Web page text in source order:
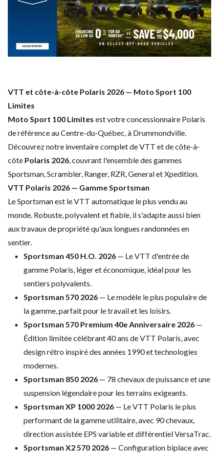
VTT et côte-à-côte Polaris 2026 — Moto Sport 100
Limites
Moto Sport 100 Limites estvotreconcessionnaire Polaris
de référenceauCentre-du-Québec, à Drummondville.
Découvreznotre inventaire completde VTT et decôte-à-
côte Polaris 2026,couvrant l'ensemble des gammes
Sportsman, Scrambler, Ranger, RZR,General etXpedition.
VTT Polaris 2026 — Gamme Sportsman
Le Sportsmanest le VTT automatique le plus venduau
monde. Robuste, polyvalent etfiable, il s'adapte aussi bien
auxtravaux de propriété qu'aux longues randonnées en
sentier.
Sportsman 450 H.O. 2026 — Le VTT d'entrée de
gamme Polaris, léger etéconomique, idéal pour les
sentiers polyvalents.
Sportsman 570 2026 — Le modèle le plus populaire de
lagamme, parfait pour le travail et les loisirs.
Sportsman 570 Premium 40e Anniversaire 2026 —
Édition limitée célébrant 40ans de VTT Polaris, avec
design rétro inspiré des années 1990 et technologies
modernes.
Sportsman 850 2026 — 78 chevaux de puissance et une
suspension légendaire pour les terrains exigeants.
Sportsman XP 1000 2026 — Le VTT Polaris le plus
performant de la gammeutilitaire, avec 90 chevaux,
directionassistée EPS variable et différentielVersaTrac.
Sportsman X2 570 2026 — Configuration biplace avec